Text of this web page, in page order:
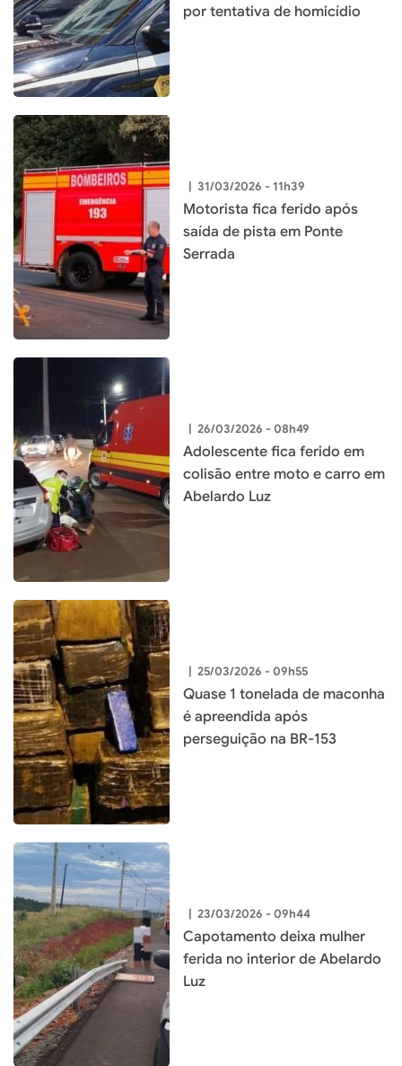
por tentativa de homicídio
| 31/03/2026 - 11h39
Motorista fica ferido após
saída de pista em Ponte
Serrada
| 26/03/2026 - 08h49
Adolescente fica ferido em
colisão entre moto e carro em
Abelardo Luz
| 25/03/2026 - 09h55
Quase 1 tonelada de maconha
é apreendida após
perseguição na BR-153
| 23/03/2026 - 09h44
Capotamento deixa mulher
ferida no interior de Abelardo
Luz